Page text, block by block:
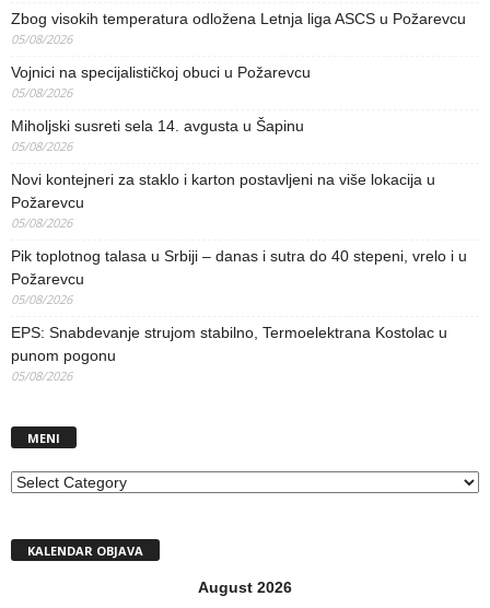
Zbog visokih temperatura odložena Letnja liga ASCS u Požarevcu
05/08/2026
Vojnici na specijalističkoj obuci u Požarevcu
05/08/2026
Miholjski susreti sela 14. avgusta u Šapinu
05/08/2026
Novi kontejneri za staklo i karton postavljeni na više lokacija u
Požarevcu
05/08/2026
Pik toplotnog talasa u Srbiji – danas i sutra do 40 stepeni, vrelo i u
Požarevcu
05/08/2026
EPS: Snabdevanje strujom stabilno, Termoelektrana Kostolac u
punom pogonu
05/08/2026
MENI
MENI
KALENDAR OBJAVA
August 2026